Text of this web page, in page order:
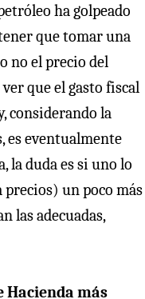
ha golpeado
que tomar una
no el precio del
que el gasto fiscal
considerando la
es eventualmente
la duda es si uno lo
un poco más
las adecuadas,
Hacienda más